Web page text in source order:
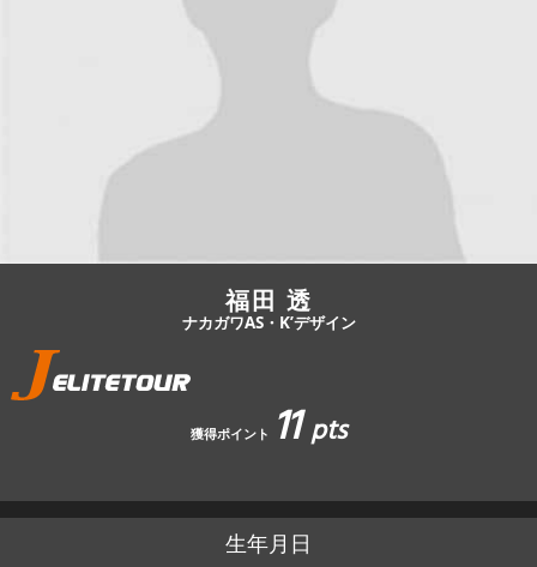
加盟・登録
エントリー
JBCF ROAD SERIESとは
福田 透
ナカガワAS・K’デザイン
獲得ポイント 11pts
生年月日